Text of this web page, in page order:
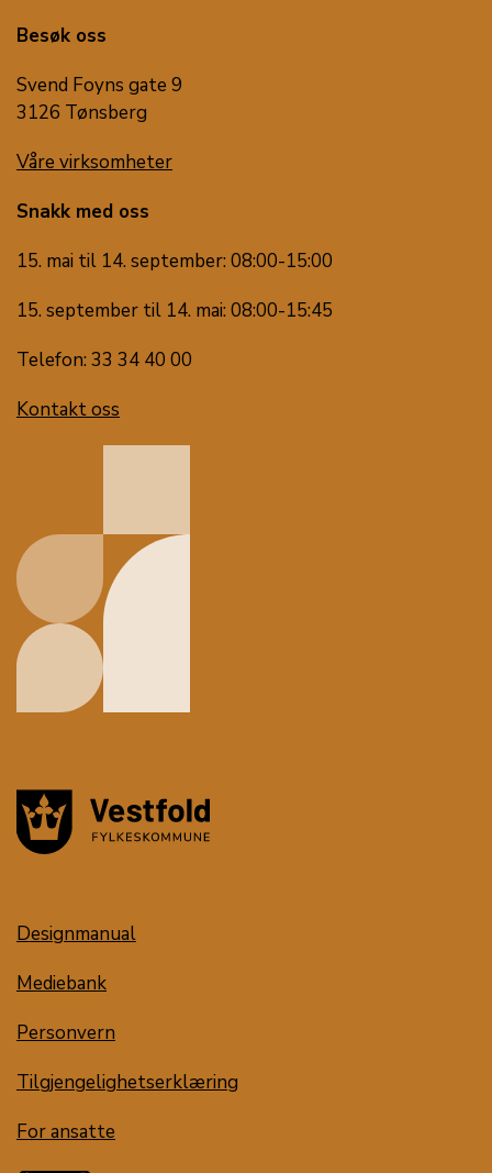
Besøk oss
Svend Foyns gate 9
3126 Tønsberg
Våre virksomheter
Snakk med oss
15. mai til 14. september: 08:00-15:00
15. september til 14. mai: 08:00-15:45
Telefon: 33 34 40 00
Kontakt oss
Designmanual
Mediebank
Personvern
Tilgjengelighetserklæring
For ansatte